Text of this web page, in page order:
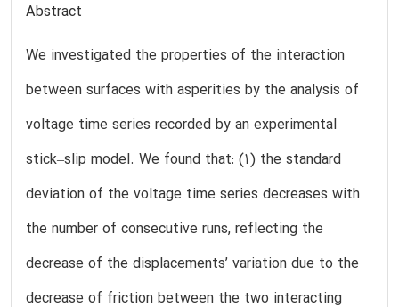
Abstract
We investigated the properties of the interaction
between surfaces with asperities by the analysis of
voltage time series recorded by an experimental
stick–slip model. We found that: (1) the standard
deviation of the voltage time series decreases with
the number of consecutive runs, reflecting the
decrease of the displacements’ variation due to the
decrease of friction between the two interacting